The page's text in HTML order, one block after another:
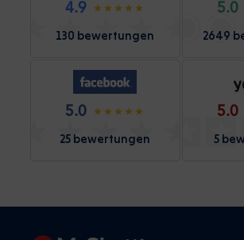
4.9
130 bewertungen
5.0
2649
5.0
25 bewertungen
5.0
5